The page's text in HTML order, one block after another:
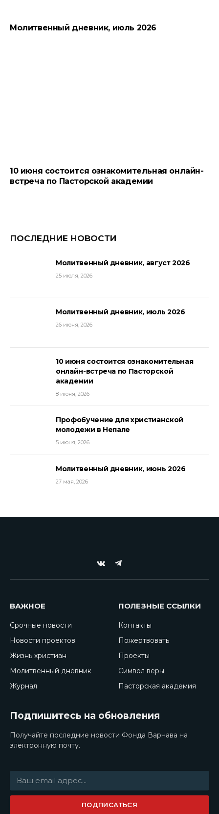
Молитвенный дневник, июль 2026
10 июня состоится ознакомительная онлайн-
встреча по Пасторской академии
ПОСЛЕДНИЕ НОВОСТИ
Молитвенный дневник, август 2026
25 июля, 2026
Молитвенный дневник, июль 2026
26 июня, 2026
10 июня состоится ознакомительная
онлайн-встреча по Пасторской
академии
8 июня, 2026
Профобучение для христианской
молодежи в Непале
5 июня, 2026
Молитвенный дневник, июнь 2026
27 мая, 2026
VKontakte
Telegram
ВАЖНОЕ
Срочные новости
Новости проектов
Жизнь христиан
Молитвенный дневник
Журнал
ПОЛЕЗНЫЕ ССЫЛКИ
Контакты
Пожертвовать
Проекты
Символ веры
Пасторская академия
Подпишитесь на обновления
Получайте последние новости Фонда Варнава на
электронную почту.
ПОДПИСАТЬСЯ